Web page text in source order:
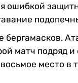
ошибкой
бергамасков.
матч подряд и
место в